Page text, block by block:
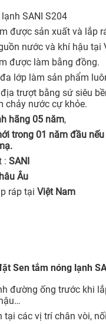
SANI S204
được sản xuất và lắp
nước và khí hậu tại
được làm bằng đồng.
lớp làm sản phẩm
trượt bằng sứ siêu
chảy nước cự khỏe.
hãng 05 năm,
trong 01 năm đầu
: SANI
Âu
ráp tại Việt Nam
Sen tắm nóng lạnh
đường ống trước khi
tại các vị trí chân vòi,